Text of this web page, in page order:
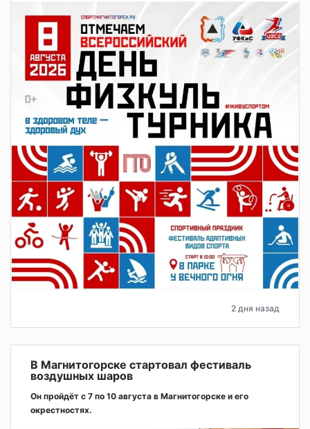
2 дня назад
В Магнитогорске стартовал фестиваль
воздушных шаров
Он пройдёт с 7 по 10 августа в Магнитогорске и его
окрестностях.